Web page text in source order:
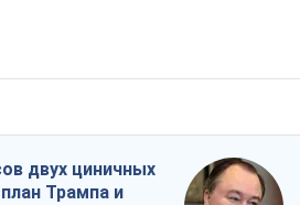
двух циничных
Трампа и